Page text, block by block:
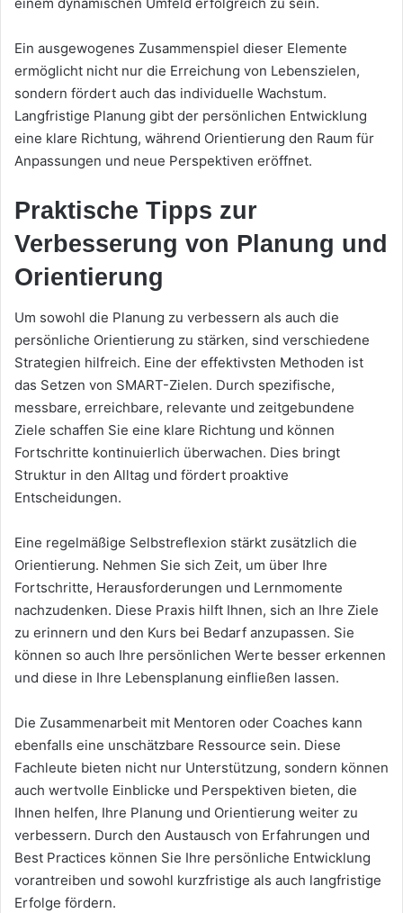
Ein ausgewogenes Zusammenspiel dieser Elemente
ermöglicht nicht nur die Erreichung von Lebenszielen,
sondern fördert auch das individuelle Wachstum.
Langfristige Planung gibt der persönlichen Entwicklung
eine klare Richtung, während Orientierung den Raum für
Anpassungen und neue Perspektiven eröffnet.
Praktische Tipps zur
Verbesserung von Planung und
Orientierung
Um sowohl die Planung zu verbessern als auch die
persönliche Orientierung zu stärken, sind verschiedene
Strategien hilfreich. Eine der effektivsten Methoden ist
das Setzen von SMART-Zielen. Durch spezifische,
messbare, erreichbare, relevante und zeitgebundene
Ziele schaffen Sie eine klare Richtung und können
Fortschritte kontinuierlich überwachen. Dies bringt
Struktur in den Alltag und fördert proaktive
Entscheidungen.
Eine regelmäßige Selbstreflexion stärkt zusätzlich die
Orientierung. Nehmen Sie sich Zeit, um über Ihre
Fortschritte, Herausforderungen und Lernmomente
nachzudenken. Diese Praxis hilft Ihnen, sich an Ihre Ziele
zu erinnern und den Kurs bei Bedarf anzupassen. Sie
können so auch Ihre persönlichen Werte besser erkennen
und diese in Ihre Lebensplanung einfließen lassen.
Die Zusammenarbeit mit Mentoren oder Coaches kann
ebenfalls eine unschätzbare Ressource sein. Diese
Fachleute bieten nicht nur Unterstützung, sondern können
auch wertvolle Einblicke und Perspektiven bieten, die
Ihnen helfen, Ihre Planung und Orientierung weiter zu
verbessern. Durch den Austausch von Erfahrungen und
Best Practices können Sie Ihre persönliche Entwicklung
vorantreiben und sowohl kurzfristige als auch langfristige
Erfolge fördern.